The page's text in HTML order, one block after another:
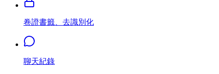
卷證書籤、去識別化
聊天紀錄